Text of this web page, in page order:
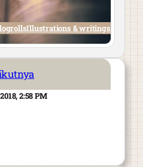
Illustrations & writings
2:58 PM